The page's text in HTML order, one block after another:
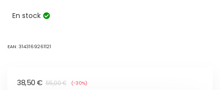
En stock
EAN: 3143169261121
55,00€
38,50 € (-30%)